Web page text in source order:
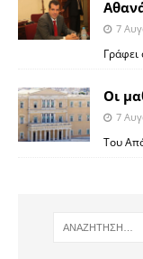
7
Γράφει
Οι
7
Του